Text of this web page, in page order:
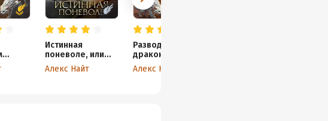
Жена
Истинная
поневоле, или
Сирота в
Академии
Алекс Найт
Развод по
драконьим
традициям. Жена
золотого лорда.
Алекс Найт